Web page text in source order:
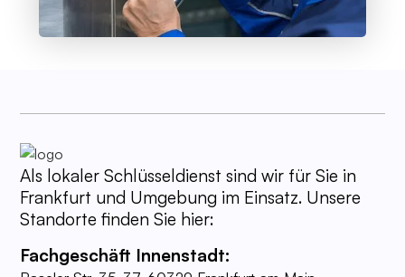
Als lokaler Schlüsseldienst sind wir für Sie in
Frankfurt und Umgebung im Einsatz. Unsere
Standorte finden Sie hier:
Fachgeschäft Innenstadt: